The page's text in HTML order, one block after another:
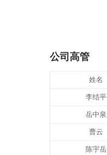
公司高管
姓名
李结平
岳中泉
曹云
陈宇岳